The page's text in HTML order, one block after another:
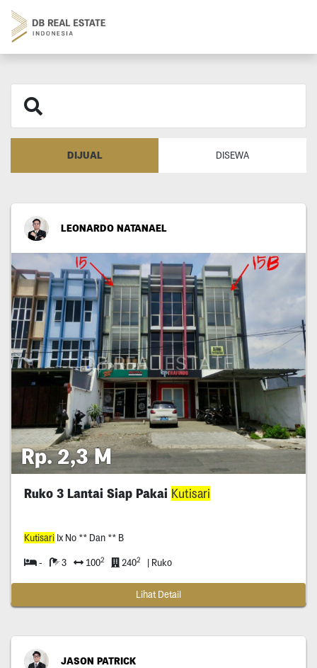
DIJUAL DISEWA
LEONARDO NATANAEL
Rp. 2,3 M
Ruko 3 Lantai Siap Pakai Kutisari
KutisariIx No ** Dan ** B
- 3 1002 2402 | Ruko
Lihat Detail
JASON PATRICK